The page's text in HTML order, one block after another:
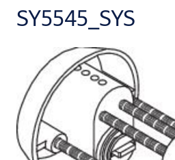
SY5545_SYS